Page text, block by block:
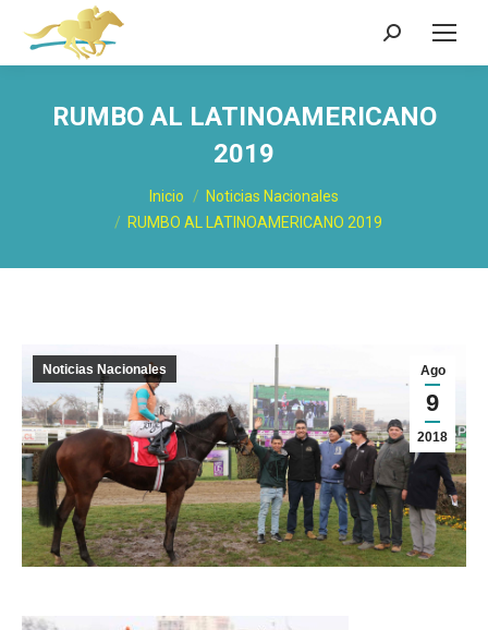
Buscar:
RUMBO AL LATINOAMERICANO
2019
Inicio
Noticias Nacionales
RUMBO AL LATINOAMERICANO 2019
Ago
9
2018
Noticias Nacionales